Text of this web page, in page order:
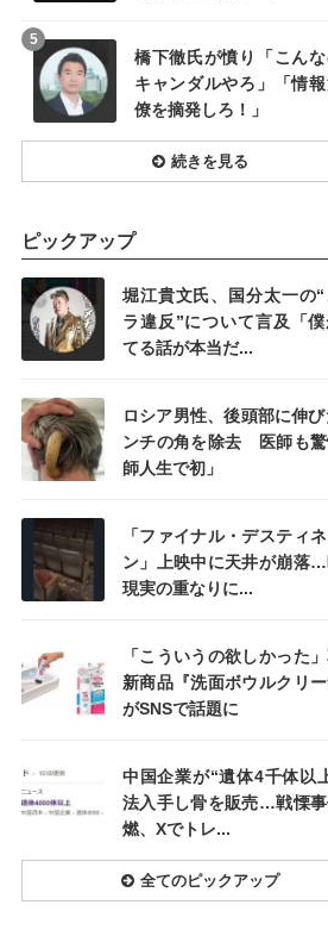
橋下徹氏が憤り「こん
キャンダルやろ」「情
僚を摘発しろ！」
5
続きを見る
ピックアップ
堀江貴文氏、国分太一の
ラ違反”について言及「
てる話が本当だ...
ロシア男性、後頭部に伸
ンチの角を除去 医師も
師人生で初」
「ファイナル・デスティ
ン」上映中に天井が崩落…
現実の重なりに...
「こういうの欲しかった
新商品『洗面ボウルクリー
がSNSで話題に
中国企業が“遺体4千体以
法入手し骨を販売…戦慄
燃、Xでトレ...
全てのピックアップ